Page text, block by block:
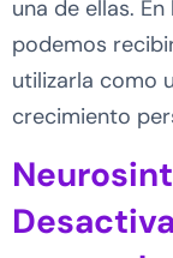
una de ellas.
podemos
utilizarla como
crecimiento